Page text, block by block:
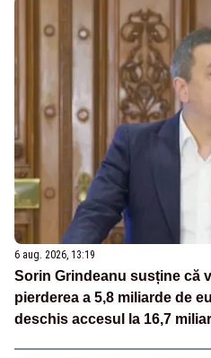
6 aug. 2026, 13:19
Sorin Grindeanu susține că
pierderea a 5,8 miliarde de
deschis accesul la 16,7